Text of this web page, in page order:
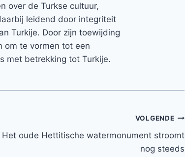
over de Turkse cultuur,
leidend door integriteit
Turkije. Door zijn toewijding
om te vormen tot een
met betrekking tot Turkije.
VOLGENDE
Het oude Hettitische watermonument stroomt
nog steeds